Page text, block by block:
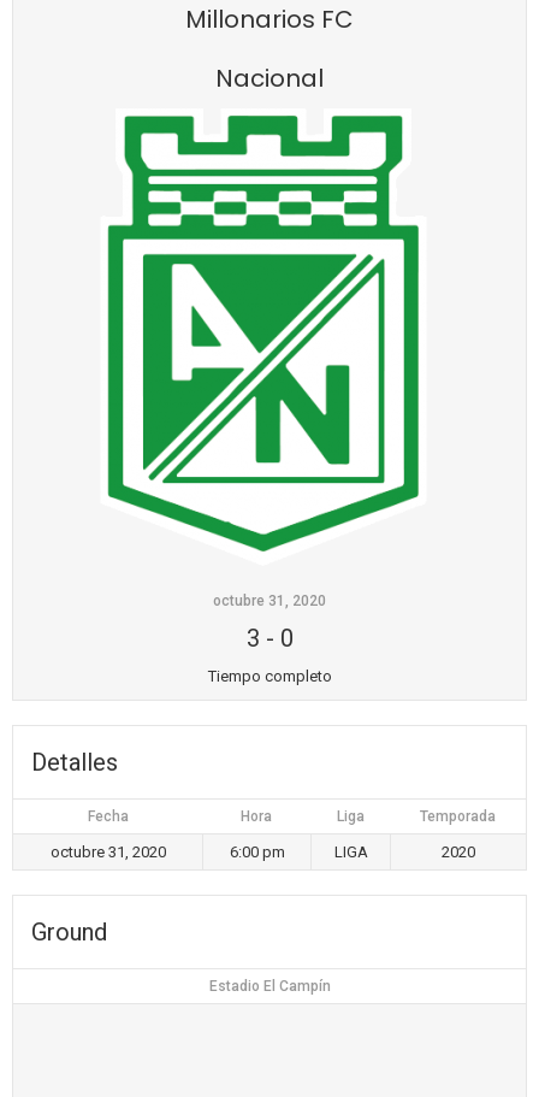
Millonarios FC
Nacional
octubre 31, 2020
3 - 0
Tiempo completo
Detalles
Fecha Hora Liga Temporada
octubre 31, 2020 6:00 pm LIGA 2020
Ground
Estadio El Campín